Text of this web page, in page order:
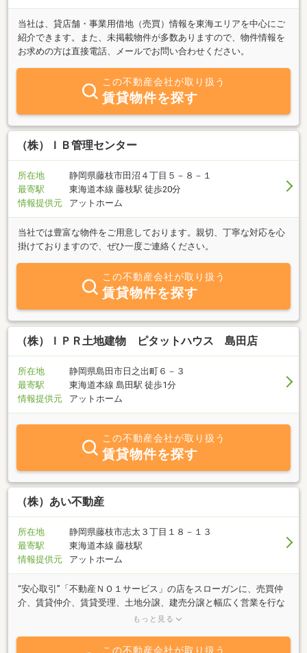
当社は、貸店舗・事業用借地（売買）情報を東海エリアを中心にご
紹介できます。また、未掲載物件が多数ありますので、物件情報を
お求めの方は直接電話、メールでお問い合わせください。
この不動産会社が取り扱う
賃貸物件を探す
（株）ＩＢ管理センター
所在地
静岡県藤枝市田沼４丁目５－８－１
最寄駅
東海道本線 藤枝駅 徒歩20分
情報提供元
アットホーム
当社では豊富な物件をご用意しております。親切、丁寧な対応を心
掛けておりますので、ぜひ一度ご連絡ください。
この不動産会社が取り扱う
賃貸物件を探す
（株）ＩＰＲ土地建物 ピタットハウス 島田店
所在地
静岡県島田市日之出町６－３
最寄駅
東海道本線 島田駅 徒歩1分
情報提供元
アットホーム
この不動産会社が取り扱う
賃貸物件を探す
（株）あい不動産
所在地
静岡県藤枝市志太３丁目１８－１３
最寄駅
東海道本線 藤枝駅
情報提供元
アットホーム
“安心取引”「不動産ＮＯ１サービス」の店をスローガンに、売買仲
介、賃貸仲介、賃貸受理、土地分譲、建売分譲と幅広く営業を行な
っております。土地探しからご購入後のサポートまで！営業から建
男性5名、女性５名の計１０名。お悩み、ご相談事がございました
もっと見る